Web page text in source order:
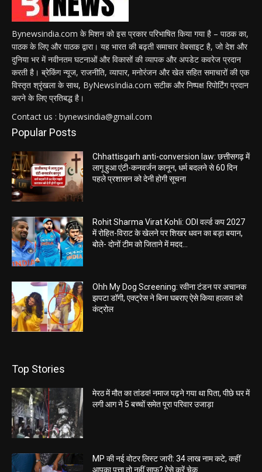
Bynewsindia.com के मिशन को इस प्रकार परिभाषित किया गया है – पाठक का,
पाठक के लिए और पाठक द्वारा। यह भारत की बढ़ती समाचार वेबसाइट है, जो देश और
दुनिया भर में नवीनतम घटनाओं और विकासों की व्यापक और अपडेट कवरेज प्रदान
करती है। ब्रेकिंग न्यूज, राजनीति, व्यापार, मनोरंजन और खेल सहित समाचारों की एक
विस्तृत श्रृंखला के साथ, ByNewsIndia.com सटीक और निष्पक्ष रिपोर्टिंग प्रदान
करने के लिए प्रतिबद्ध है।
Contact us : bynewsindia@gmail.com
Popular Posts
Chhattisgarh anti-conversion law: छत्तीसगढ़ में
लागू हुआ एंटी-कनवर्जन कानून, धर्म बदलने से 60 दिन
पहले प्रशासन को देनी होगी सूचना
Rohit Sharma Virat Kohli: ODI वर्ल्ड कप 2027
में रोहित-विराट के खेलने पर शिखर धवन का बड़ा बयान,
बोले- दोनों टीम को जिताने में मदद...
Ohh My Dog Screening: रवीना टंडन पर अचानक
झपटा डॉगी, एक्ट्रेस ने बिना घबराए ऐसे किया हालात को
कंट्रोल
Top Stories
मेरठ में मौत का तांडव! नमाज पढ़ने गया था पिता, पीछे घर में
लगी आग ने 5 बच्चों समेत पूरा परिवार उजाड़ा
MP की नई वोटर लिस्ट जारी: 34 लाख नाम कटे, कहीं
आपका पत्ता तो नहीं साफ? ऐसे करें चेक